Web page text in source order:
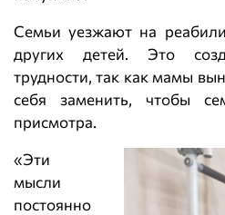
Семьи уезжают на
других детей. Это
трудности, так как мамы
себя заменить, чтобы
присмотра.
«Эти
мысли
постоянно